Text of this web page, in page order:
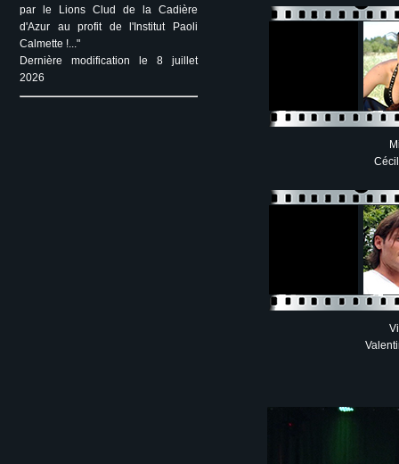
par le Lions Clud de la Cadière
d'Azur au profit de l'Institut Paoli
Calmette !..."
Dernière modification le 8 juillet
2026